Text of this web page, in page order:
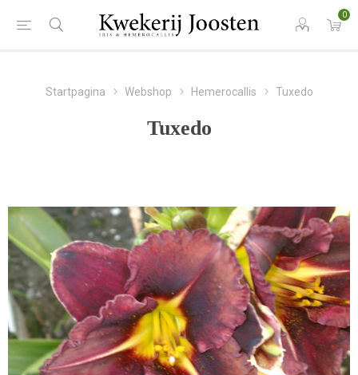
0
Startpagina Webshop Hemerocallis Tuxedo
Tuxedo